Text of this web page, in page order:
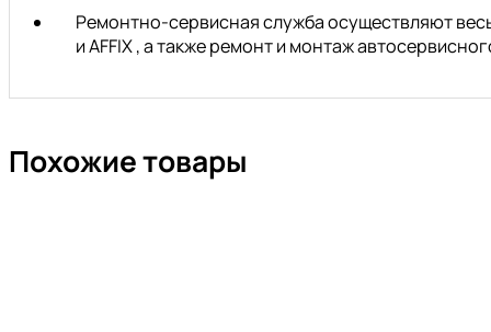
Ремонтно-сервисная служба осуществляют
и AFFIX , а также ремонт и монтаж
Похожие товары